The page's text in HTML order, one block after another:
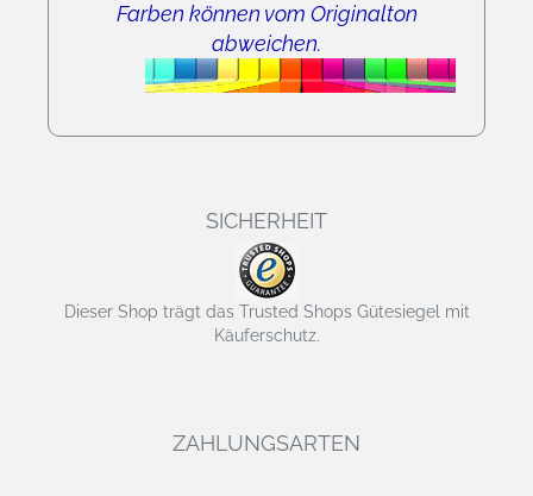
Farben können vom Originalton
abweichen.
SICHERHEIT
Dieser Shop trägt das Trusted Shops Gütesiegel mit
Käuferschutz.
ZAHLUNGSARTEN